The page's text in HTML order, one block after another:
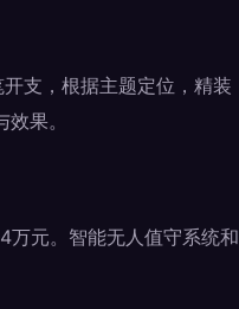
支，根据主题定位，精装
果。
万元。智能无人值守系统和